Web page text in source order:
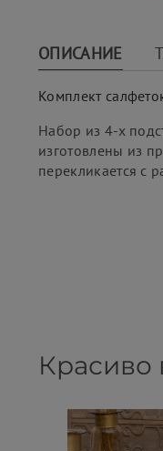
ОПИСАНИЕ
Комплект
Набор из 4-х
изготовлены из
перекликается с
Красиво